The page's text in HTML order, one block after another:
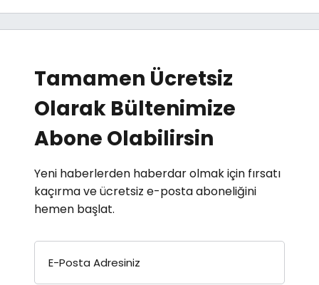
Tamamen Ücretsiz
Olarak Bültenimize
Abone Olabilirsin
Yeni haberlerden haberdar olmak için fırsatı
kaçırma ve ücretsiz e-posta aboneliğini
hemen başlat.
E-Posta Adresiniz